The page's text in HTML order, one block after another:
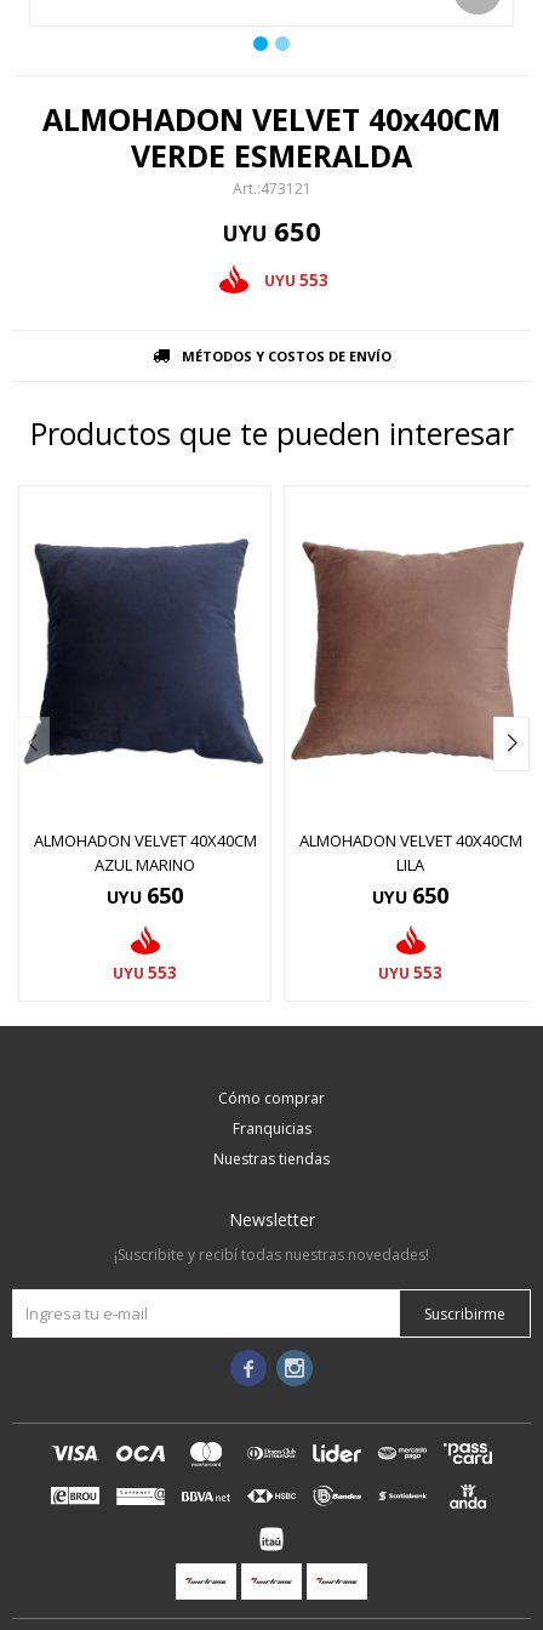
ALMOHADON VELVET 40x40CM
VERDE ESMERALDA
473121
UYU 650
UYU 553
MÉTODOS Y COSTOS DE ENVÍO
Productos que te pueden interesar
ALMOHADON VELVET 40X40CM
AZUL MARINO
UYU 650
UYU 553
ALMOHADON VELVET 40X40CM
LILA
UYU 650
UYU 553
Cómo comprar
Franquicias
Nuestras tiendas
Newsletter
¡Suscribite y recibí todas nuestras novedades!
Suscribirme
 